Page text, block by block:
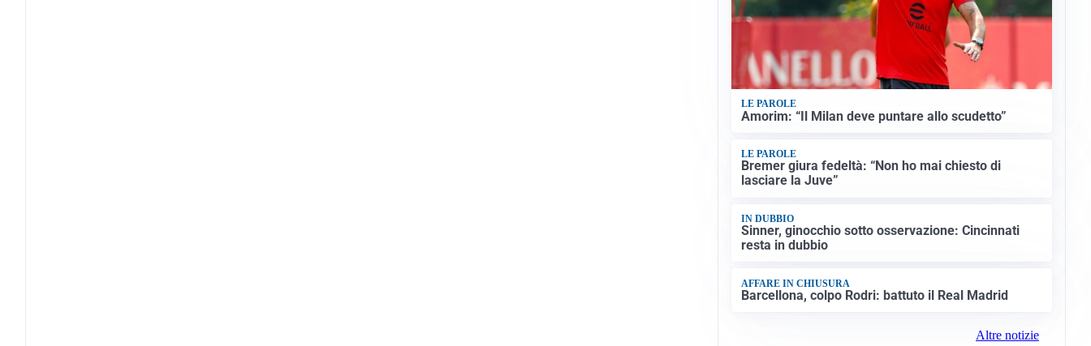
LE PAROLE
Amorim: “Il Milan deve puntare allo scudetto”
LE PAROLE
Bremer giura fedeltà: “Non ho mai chiesto di
lasciare la Juve”
IN DUBBIO
Sinner, ginocchio sotto osservazione: Cincinnati
resta in dubbio
AFFARE IN CHIUSURA
Barcellona, colpo Rodri: battuto il Real Madrid
Altre notizie